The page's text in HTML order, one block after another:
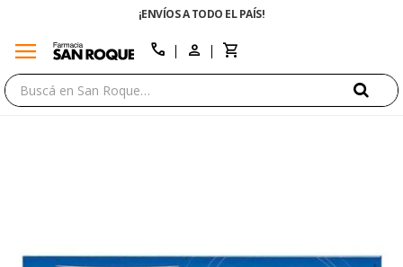
¡ENVÍOS A TODO EL PAÍS!
menu call
close